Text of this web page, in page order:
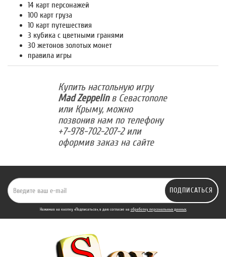
14 карт персонажей
100 карт груза
10 карт путешествия
3 кубика с цветными гранями
30 жетонов золотых монет
правила игры
Купить настольную игру
Mad Zeppelinв Севастополе
или Крыму, можно
позвонив нам по телефону
+7-978-702-207-2 или
оформив заказ на сайте
ПОДПИСАТЬСЯ
Нажимая на кнопку «Подписаться», я даю cогласие на обработку персональных данных.